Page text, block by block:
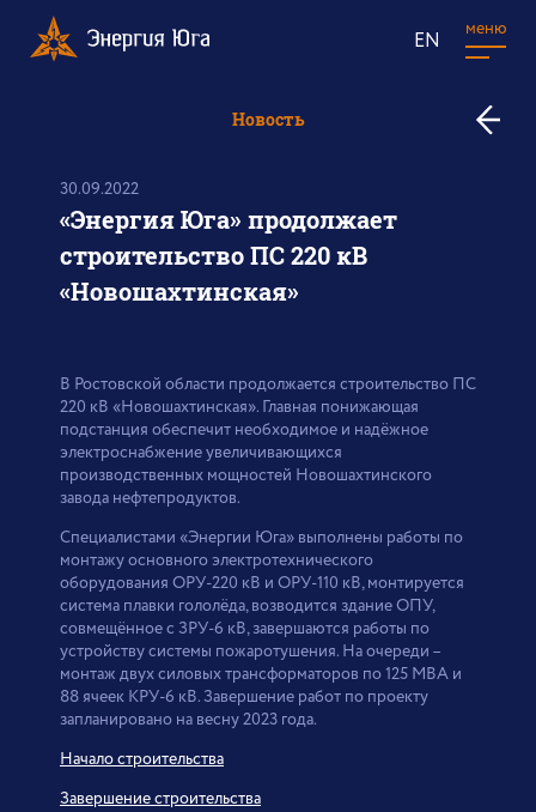
EN меню
Новость
30.09.2022
«Энергия Юга» продолжает
строительство ПС 220 кВ
«Новошахтинская»
В Ростовской области продолжается строительство ПС
220 кВ «Новошахтинская». Главная понижающая
подстанция обеспечит необходимое и надёжное
электроснабжение увеличивающихся
производственных мощностей Новошахтинского
завода нефтепродуктов.
Специалистами «Энергии Юга» выполнены работы по
монтажу основного электротехнического
оборудования ОРУ-220 кВ и ОРУ-110 кВ, монтируется
система плавки гололёда, возводится здание ОПУ,
совмещённое с ЗРУ-6 кВ, завершаются работы по
устройству системы пожаротушения. На очереди –
монтаж двух силовых трансформаторов по 125 МВА и
88 ячеек КРУ-6 кВ. Завершение работ по проекту
запланировано на весну 2023 года.
Начало строительства
Завершение строительства